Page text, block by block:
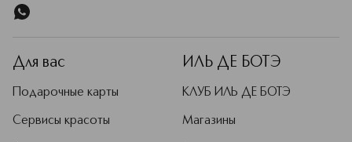
Для вас
Подарочные карты
Сервисы красоты
ИЛЬ ДЕ БОТЭ
КЛУБ ИЛЬ ДЕ БОТЭ
Магазины